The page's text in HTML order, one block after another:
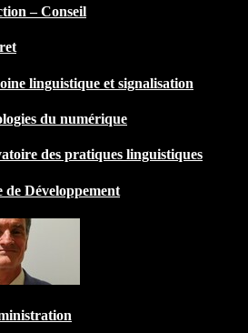
– Conseil
linguistique et signalisation
du numérique
des pratiques linguistiques
de Développement